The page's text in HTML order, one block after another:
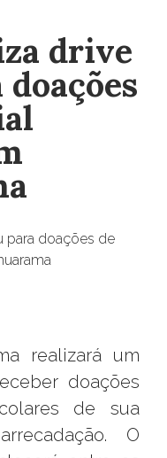
drive
realizará um
doações
de sua
O